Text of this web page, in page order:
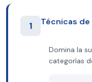
1 Técnicas
Domina la
categorías